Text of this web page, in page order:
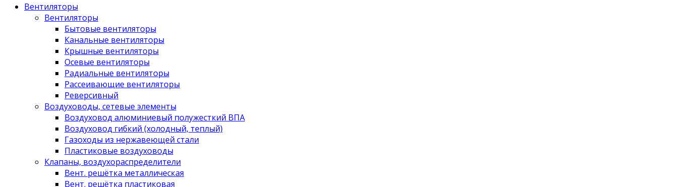
Вентиляторы
Вентиляторы
Бытовые вентиляторы
Канальные вентиляторы
Крышные вентиляторы
Осевые вентиляторы
Радиальные вентиляторы
Рассеивающие вентиляторы
Реверсивный
Воздуховоды, сетевые элементы
Воздуховод алюминиевый полужесткий ВПА
Воздуховод гибкий (холодный, теплый)
Газоходы из нержавеющей стали
Пластиковые воздуховоды
Клапаны, воздухораспределители
Вент. решётка металлическая
Вент. решётка пластиковая